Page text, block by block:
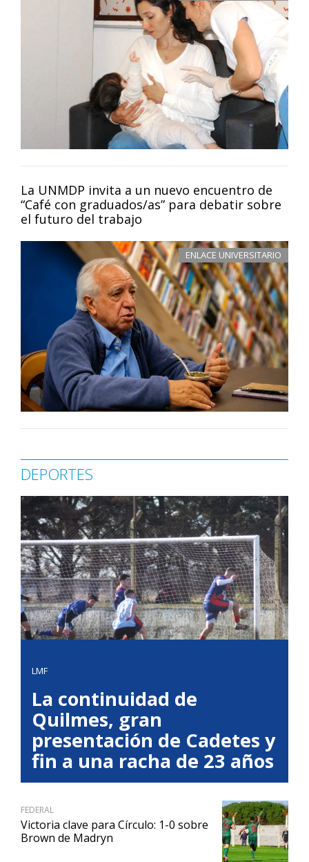
La UNMDP invita a un nuevo encuentro de
“Café con graduados/as” para debatir sobre
el futuro del trabajo
ENLACE UNIVERSITARIO
DEPORTES
LMF
La continuidad de
Quilmes, gran
presentación de Cadetes y
fin a una racha de 23 años
FEDERAL
Victoria clave para Círculo: 1-0 sobre
Brown de Madryn